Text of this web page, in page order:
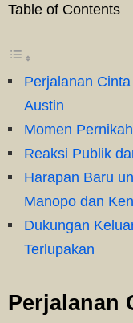
Table of Contents
Perjalanan
Austin
Momen
Reaksi Publik
Harapan Baru
Manopo dan
Dukungan
Terlupakan
Perjalanan